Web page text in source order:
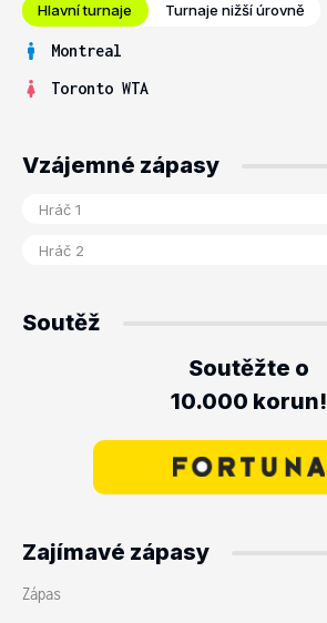
Hlavní turnaje Turnaje nižší úrovně
Montreal
Toronto WTA
Vzájemné zápasy
Soutěž
Soutěžte o
10.000 korun!
Zajímavé zápasy
Zápas